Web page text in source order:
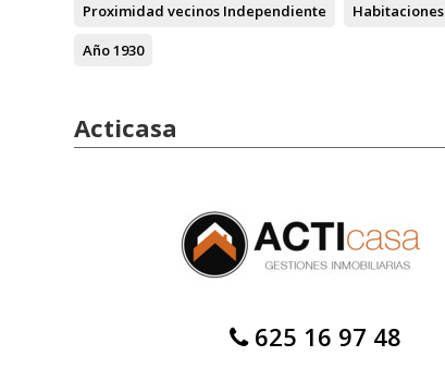
Proximidad vecinos Independiente Habitaciones
Año1930
Acticasa
625 16 97 48